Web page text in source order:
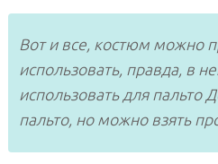
Вот и все, костюм можно
использовать, правда, в
использовать для пальто
пальто, но можно взять